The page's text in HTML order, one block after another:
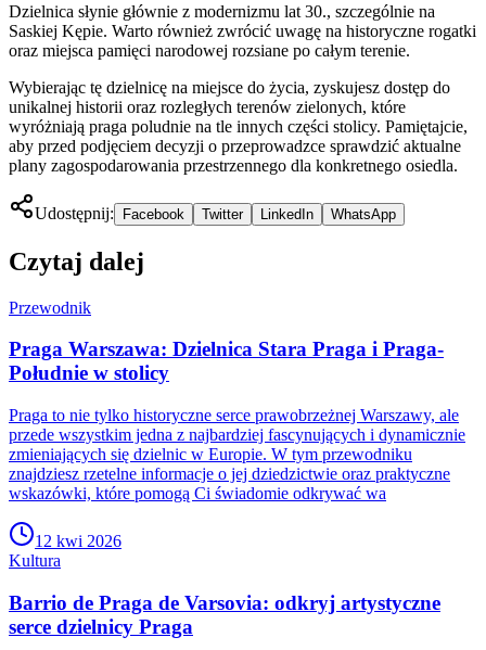
Dzielnica słynie głównie z modernizmu lat 30., szczególnie na
Saskiej Kępie. Warto również zwrócić uwagę na historyczne rogatki
oraz miejsca pamięci narodowej rozsiane po całym terenie.
Wybierając tę dzielnicę na miejsce do życia, zyskujesz dostęp do
unikalnej historii oraz rozległych terenów zielonych, które
wyróżniają praga poludnie na tle innych części stolicy. Pamiętajcie,
aby przed podjęciem decyzji o przeprowadzce sprawdzić aktualne
plany zagospodarowania przestrzennego dla konkretnego osiedla.
Udostępnij: Facebook Twitter LinkedIn WhatsApp
Czytaj dalej
Przewodnik
Praga Warszawa: Dzielnica Stara Praga i Praga-
Południe w stolicy
Praga to nie tylko historyczne serce prawobrzeżnej Warszawy, ale
przede wszystkim jedna z najbardziej fascynujących i dynamicznie
zmieniających się dzielnic w Europie. W tym przewodniku
znajdziesz rzetelne informacje o jej dziedzictwie oraz praktyczne
wskazówki, które pomogą Ci świadomie odkrywać wa
12 kwi 2026
Kultura
Barrio de Praga de Varsovia: odkryj artystyczne
serce dzielnicy Praga